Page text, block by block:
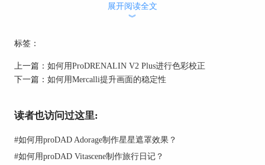
区域，两种导入方式都非常简单。
图2：ReSpeedr V1主页
导入视频后可以在界面的右边看到视频的时长、分
展开阅读全文
︾
标签：
上一篇： 如何用ProDRENALIN V2 Plus进行色彩校正
下一篇： 如何用Mercalli提升画面的稳定性
读者也访问过这里:
#如何用proDAD Adorage制作星星遮罩效果？
#如何用proDAD Vitascene制作旅行日记？